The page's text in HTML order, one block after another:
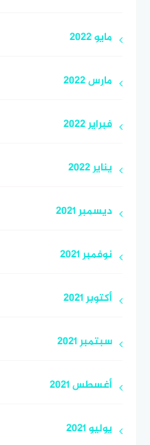
مايو 2022
مارس 2022
فبراير 2022
يناير 2022
ديسمبر 2021
نوفمبر 2021
أكتوبر 2021
سبتمبر 2021
أغسطس 2021
يوليو 2021